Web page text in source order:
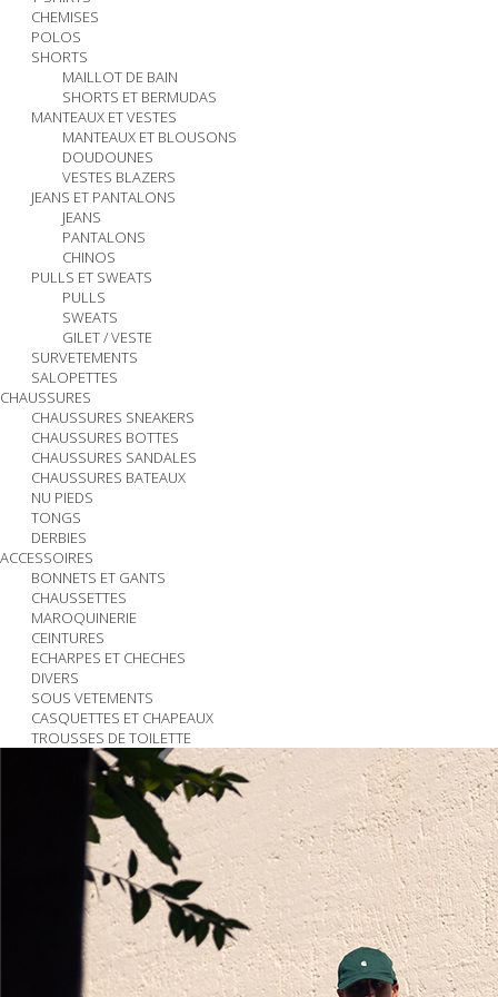
CHEMISES
POLOS
SHORTS
MAILLOT DE BAIN
SHORTS ET BERMUDAS
MANTEAUX ET VESTES
MANTEAUX ET BLOUSONS
DOUDOUNES
VESTES BLAZERS
JEANS ET PANTALONS
JEANS
PANTALONS
CHINOS
PULLS ET SWEATS
PULLS
SWEATS
GILET / VESTE
SURVETEMENTS
SALOPETTES
CHAUSSURES
CHAUSSURES SNEAKERS
CHAUSSURES BOTTES
CHAUSSURES SANDALES
CHAUSSURES BATEAUX
NU PIEDS
TONGS
DERBIES
ACCESSOIRES
BONNETS ET GANTS
CHAUSSETTES
MAROQUINERIE
CEINTURES
ECHARPES ET CHECHES
DIVERS
SOUS VETEMENTS
CASQUETTES ET CHAPEAUX
TROUSSES DE TOILETTE